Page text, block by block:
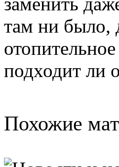
там ни было,
подходит ли
Похожие